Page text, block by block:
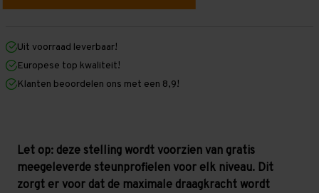
mm
mm
x
800
mm
mm
mm
800
mm
Uit voorraad leverbaar!
Europese top kwaliteit!
Klanten beoordelen ons met een 8,9!
Let op: deze stelling wordt voorzien van gratis
meegeleverde steunprofielen voor elk niveau. Dit
zorgt er voor dat de maximale draagkracht wordt